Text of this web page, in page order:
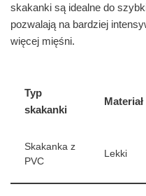
skakanki są idealne do
pozwalają na bardziej
więcej mięśni.
Typ
skakanki
Materiał
Skakanka z
PVC
Lekki